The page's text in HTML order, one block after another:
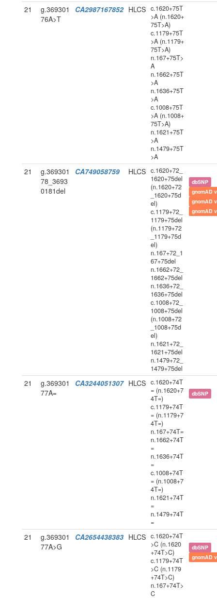
21
g.369301
76A>T
CA2987167852 HLCS c.1620+75T
>A (n.1620+
75T>A)
c.1179+75T
>A (n.1179+
75T>A)
n.167+75T>
A
n.1662+75T
>A
n.1636+75T
>A
c.1008+75T
>A (n.1008+
75T>A)
n.1621+75T
>A
n.1479+75T
>A
21
g.369301
78_3693
0181del
CA749058759 HLCS c.1620+72_
1620+75del
(n.1620+72
_1620+75d
el)
c.1179+72_
1179+75del
(n.1179+72
_1179+75d
el)
n.167+72_1
67+75del
n.1662+72_
1662+75del
n.1636+72_
1636+75del
c.1008+72_
1008+75del
(n.1008+72
_1008+75d
el)
n.1621+72_
1621+75del
n.1479+72_
1479+75del
dbSNP
gnomAD
gnomAD
gnomAD
21
g.369301
77A=
CA3244051307 HLCS c.1620+74T
= (n.1620+7
4T=)
c.1179+74T
= (n.1179+7
4T=)
n.167+74T=
n.1662+74T
=
n.1636+74T
=
c.1008+74T
= (n.1008+7
4T=)
n.1621+74T
=
n.1479+74T
=
dbSNP
21
g.369301
77A>G
CA2654438383 HLCS c.1620+74T
>C (n.1620
+74T>C)
c.1179+74T
>C (n.1179
+74T>C)
n.167+74T>
C
dbSNP
gnomAD